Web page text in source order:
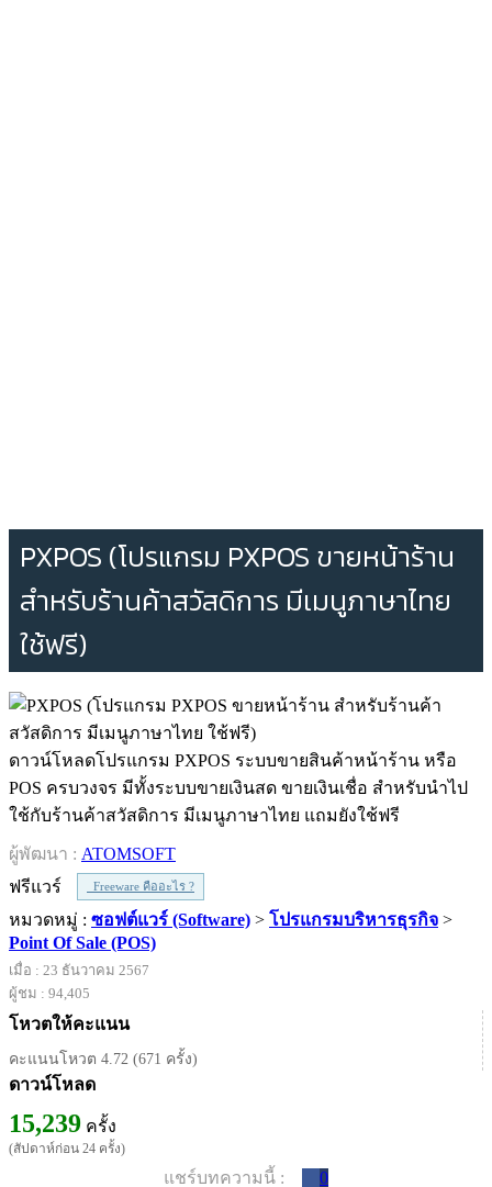
PXPOS (โปรแกรม PXPOS ขายหน้าร้าน
สำหรับร้านค้าสวัสดิการ มีเมนูภาษาไทย
ใช้ฟรี)
ดาวน์โหลดโปรแกรม PXPOS ระบบขายสินค้าหน้าร้าน หรือ
POS ครบวงจร มีทั้งระบบขายเงินสด ขายเงินเชื่อ สำหรับนำไป
ใช้กับร้านค้าสวัสดิการ มีเมนูภาษาไทย แถมยังใช้ฟรี
ผู้พัฒนา : ATOMSOFT
ฟรีแวร์
Freeware คืออะไร ?
หมวดหมู่ : ซอฟต์แวร์ (Software) > โปรแกรมบริหารธุรกิจ >
Point Of Sale (POS)
เมื่อ : 23 ธันวาคม 2567
ผู้ชม : 94,405
โหวตให้คะแนน
คะแนนโหวต 4.72 (671 ครั้ง)
ดาวน์โหลด
15,239 ครั้ง
(สัปดาห์ก่อน 24 ครั้ง)
แชร์บทความนี้ : 0